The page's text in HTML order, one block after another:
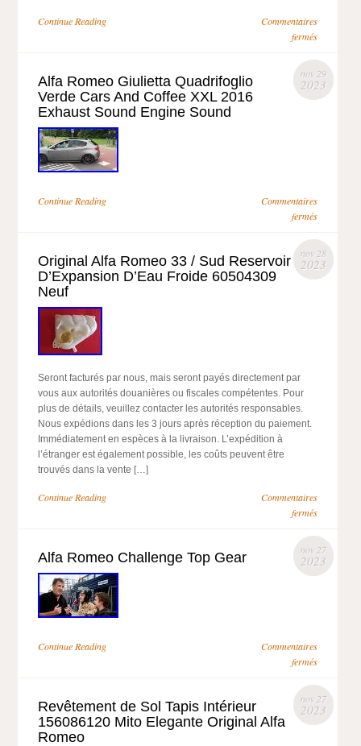
Continue Reading
Commentaires
fermés
nov 29
2023
Alfa Romeo Giulietta Quadrifoglio
Verde Cars And Coffee XXL 2016
Exhaust Sound Engine Sound
Continue Reading
Commentaires
fermés
nov 28
2023
Original Alfa Romeo 33 / Sud Reservoir
D’Expansion D’Eau Froide 60504309
Neuf
Seront facturés par nous, mais seront payés directement par
vous aux autorités douanières ou fiscales compétentes. Pour
plus de détails, veuillez contacter les autorités responsables.
Nous expédions dans les 3 jours après réception du paiement.
Immédiatement en espèces à la livraison. L’expédition à
l’étranger est également possible, les coûts peuvent être
trouvés dans la vente […]
Continue Reading
Commentaires
fermés
nov 27
2023
Alfa Romeo Challenge Top Gear
Continue Reading
Commentaires
fermés
nov 27
2023
Revêtement de Sol Tapis Intérieur
156086120 Mito Elegante Original Alfa
Romeo